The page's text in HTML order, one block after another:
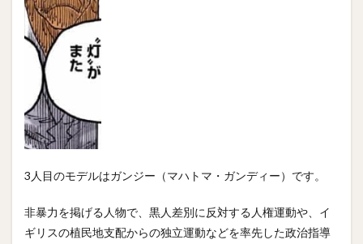
3人目のモデルはガンジー（マハトマ・ガンディー）です。
非暴力を掲げる人物で、黒人差別に反対する人権運動や、イ
ギリスの植民地支配からの独立運動などを率先した政治指導